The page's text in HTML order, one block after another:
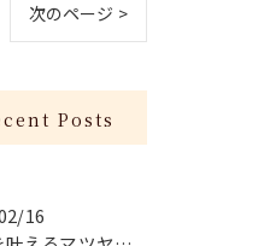
次のページ >
Posts
16